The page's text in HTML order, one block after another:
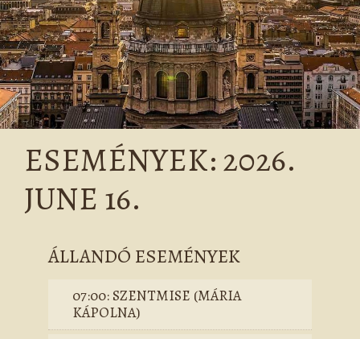
ESEMÉNYEK: 2026.
JUNE 16.
ÁLLANDÓ ESEMÉNYEK
07:00: SZENTMISE (MÁRIA
KÁPOLNA)